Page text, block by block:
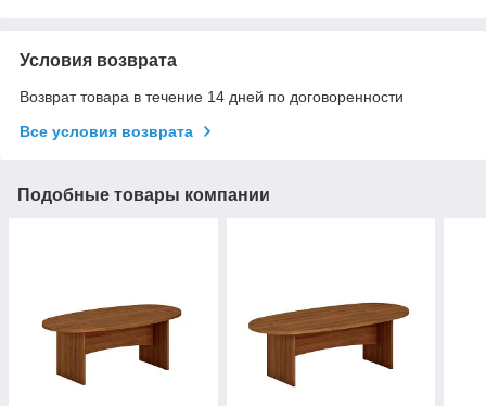
Условия возврата
Возврат товара в течение 14 дней по договоренности
Все условия возврата
Подобные товары компании